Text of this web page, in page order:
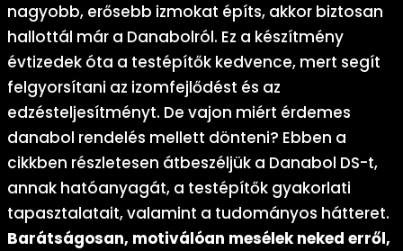
nagyobb, erősebb izmokat építs, akkor biztosan
hallottál már a Danabolról. Ez a készítmény
évtizedek óta a testépítők kedvence, mert segít
felgyorsítani az izomfejlődést és az
edzésteljesítményt. De vajon miért érdemes
danabol rendelés mellett dönteni? Ebben a
cikkben részletesen átbeszéljük a Danabol DS-t,
annak hatóanyagát, a testépítők gyakorlati
tapasztalatait, valamint a tudományos hátteret.
Barátságosan, motiválóan mesélek neked erről,